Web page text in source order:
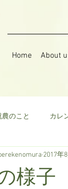
Home About
のこと カレ
ハーブ
様子
2017年